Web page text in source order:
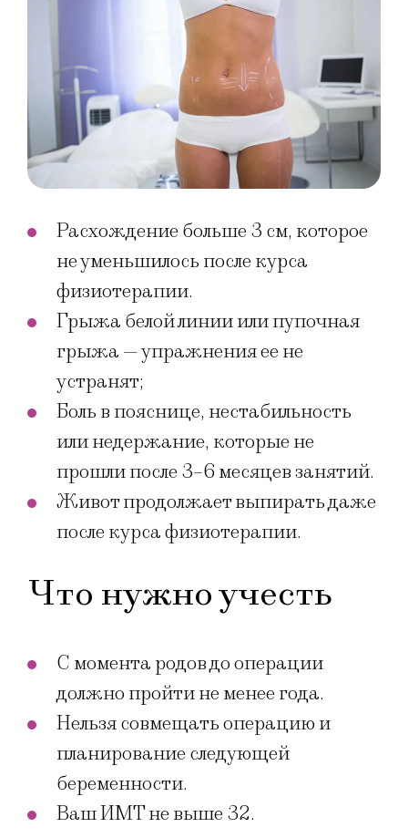
Расхождение больше 3 см, которое
не уменьшилось после курса
физиотерапии.
Грыжа белой линии или пупочная
грыжа — упражнения ее не
устранят;
Боль в пояснице, нестабильность
или недержание, которые не
прошли после 3–6 месяцев занятий.
Живот продолжает выпирать даже
после курса физиотерапии.
Что нужно учесть
С момента родов до операции
должно пройти не менее года.
Нельзя совмещать операцию и
планирование следующей
беременности.
Ваш ИМТ не выше 32.